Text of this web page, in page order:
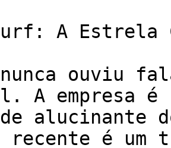
A Estrela
nunca ouviu
A empresa é
alucinante
recente é